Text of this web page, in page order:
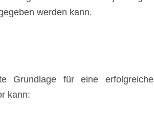
werden kann.
Grundlage für eine erfolgreiche
kann: